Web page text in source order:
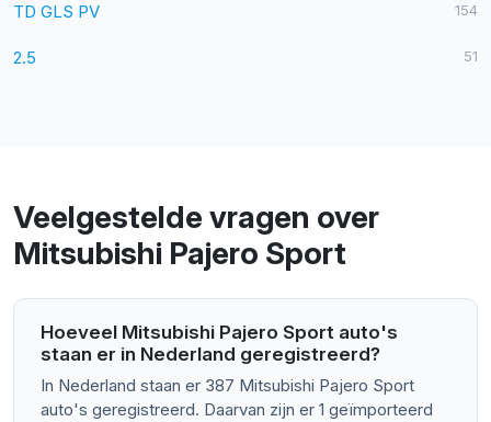
TD GLS PV 154
2.5 51
Veelgestelde vragen over
Mitsubishi Pajero Sport
Hoeveel Mitsubishi Pajero Sport auto's
staan er in Nederland geregistreerd?
In Nederland staan er 387 Mitsubishi Pajero Sport
auto's geregistreerd. Daarvan zijn er 1 geïmporteerd